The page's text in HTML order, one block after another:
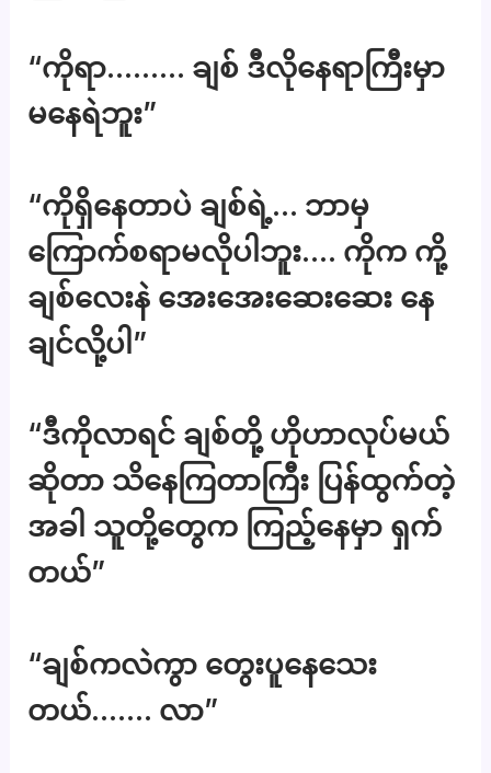
“ကိုရာ……… ချစ် ဒီလိုနေရာကြီးမှာ
မနေရဲဘူး”
“ကိုရှိနေတာပဲ ချစ်ရဲ့… ဘာမှ
ကြောက်စရာမလိုပါဘူး…. ကိုက ကို့
ချစ်လေးနဲ အေးအေးဆေးဆေး နေ
ချင်လို့ပါ”
“ဒီကိုလာရင် ချစ်တို့ ဟိုဟာလုပ်မယ်
ဆိုတာ သိနေကြတာကြီး ပြန်ထွက်တဲ့
အခါ သူတို့တွေက ကြည့်နေမှာ ရှက်
တယ်”
“ချစ်ကလဲကွာ တွေးပူနေသေး
တယ်……. လာ”